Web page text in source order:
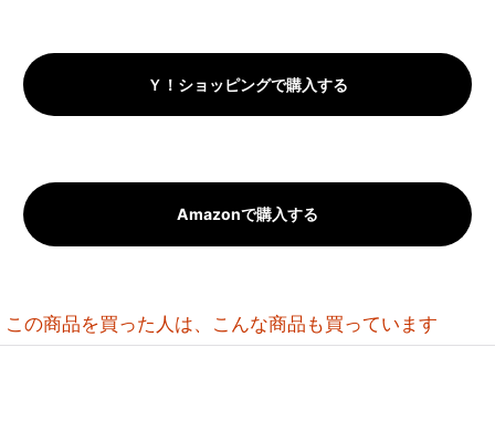
Ｙ！ショッピングで購入する
Amazonで購入する
この商品を買った人は、こんな商品も買っています